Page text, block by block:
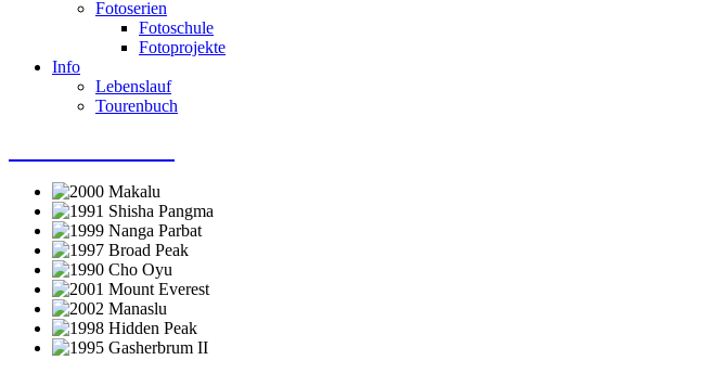
Fotoserien
Fotoschule
Fotoprojekte
Info
Lebenslauf
Tourenbuch